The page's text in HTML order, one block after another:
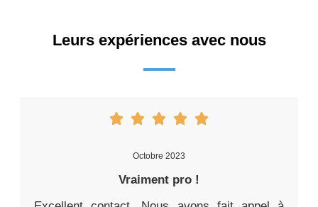
Leurs expériences avec nous
Octobre 2023
Vraiment pro !